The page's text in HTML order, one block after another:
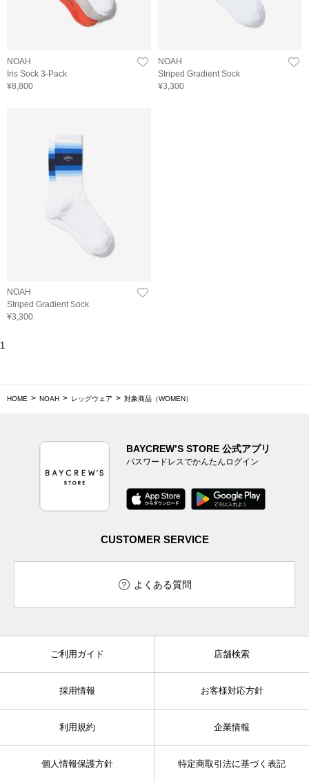
NOAH
Iris Sock 3-Pack
¥8,800
NOAH
Striped Gradient Sock
¥3,300
NOAH
Striped Gradient Sock
¥3,300
1
HOME NOAH レッグウェア 対象商品（WOMEN）
BAYCREW’S STORE 公式アプリ
パスワードレスでかんたんログイン
CUSTOMER SERVICE
よくある質問
ご利用ガイド 店舗検索
採用情報 お客様対応方針
利用規約 企業情報
個人情報保護方針 特定商取引法に基づく表記